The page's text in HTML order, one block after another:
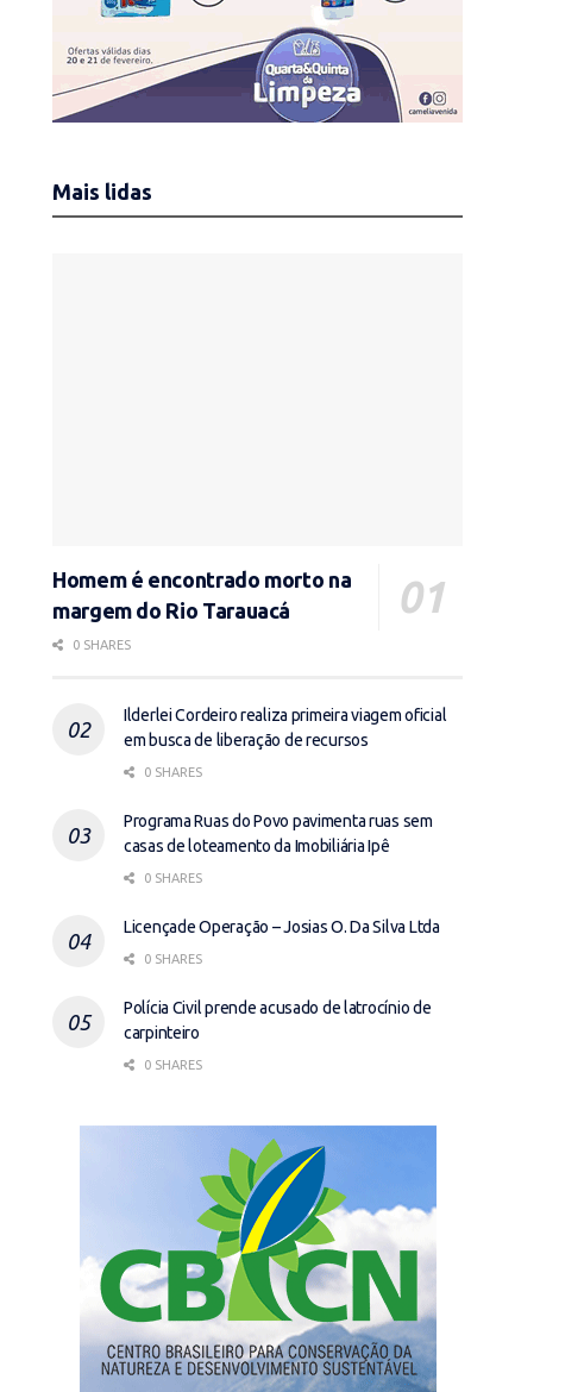
Mais lidas
Homem é encontrado morto na
margem do Rio Tarauacá
0 SHARES
Ilderlei Cordeiro realiza primeira viagem oficial
em busca de liberação de recursos
0 SHARES
Programa Ruas do Povo pavimenta ruas sem
casas de loteamento da Imobiliária Ipê
0 SHARES
Licençade Operação – Josias O. Da Silva Ltda
0 SHARES
Polícia Civil prende acusado de latrocínio de
carpinteiro
0 SHARES